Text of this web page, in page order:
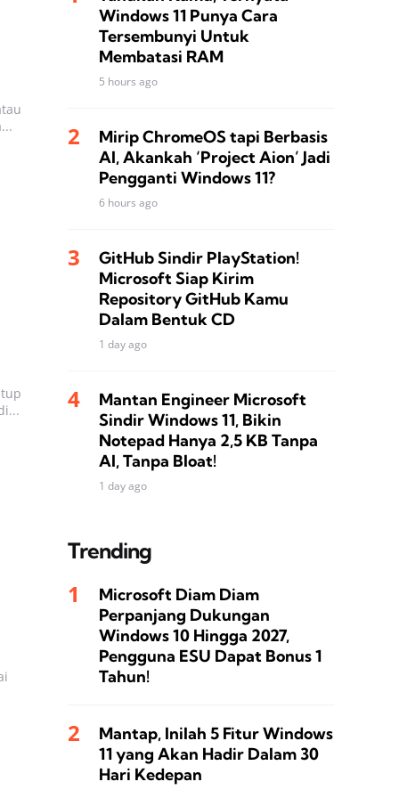
Windows 11 Punya Cara
Tersembunyi Untuk
Membatasi RAM
5 hours ago
Mirip ChromeOS tapi Berbasis
AI, Akankah ‘Project Aion’ Jadi
Pengganti Windows 11?
6 hours ago
GitHub Sindir PlayStation!
Microsoft Siap Kirim
Repository GitHub Kamu
Dalam Bentuk CD
1 day ago
Mantan Engineer Microsoft
Sindir Windows 11, Bikin
Notepad Hanya 2,5 KB Tanpa
AI, Tanpa Bloat!
1 day ago
Trending
Microsoft Diam Diam
Perpanjang Dukungan
Windows 10 Hingga 2027,
Pengguna ESU Dapat Bonus 1
Tahun!
Mantap, Inilah 5 Fitur Windows
11 yang Akan Hadir Dalam 30
Hari Kedepan